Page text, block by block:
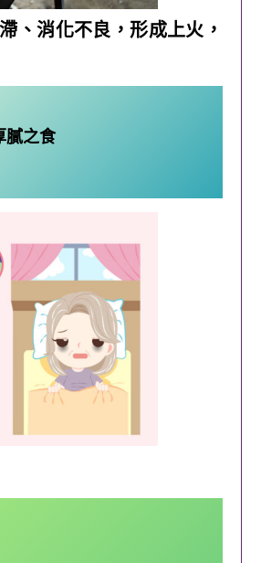
、消化不良，形成上火，
膩之食